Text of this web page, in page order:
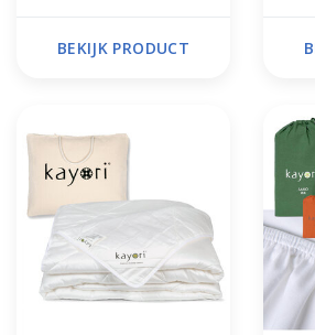
BEKIJK PRODUCT